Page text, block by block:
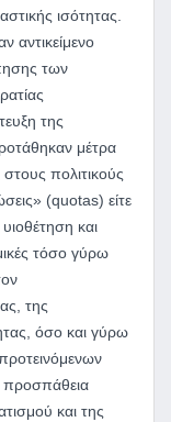
ισότητας.
αντικείμενο
των
της
μέτρα
πολιτικούς
(quotas) είτε
και
τόσο γύρω
της
όσο και γύρω
προσπάθεια
και της